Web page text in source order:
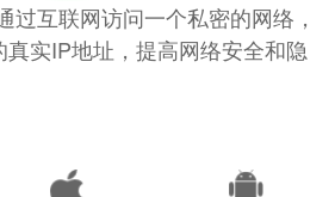
过互联网访问一个私密的网络，
实IP地址，提高网络安全和隐